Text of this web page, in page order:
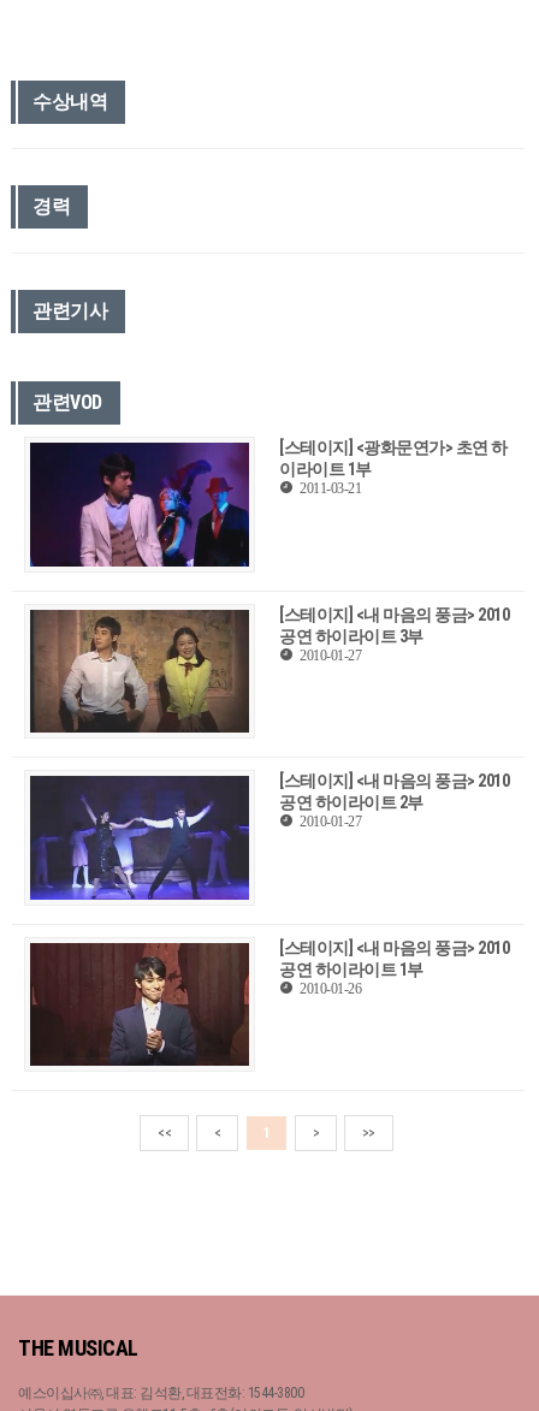
수상내역
경력
관련기사
관련VOD
[스테이지] <광화문연가> 초연 하
이라이트 1부
2011-03-21
[스테이지] <내 마음의 풍금> 2010
공연 하이라이트 3부
2010-01-27
[스테이지] <내 마음의 풍금> 2010
공연 하이라이트 2부
2010-01-27
[스테이지] <내 마음의 풍금> 2010
공연 하이라이트 1부
2010-01-26
<< < 1 > >>
THE MUSICAL
예스이십사㈜, 대표: 김석환, 대표전화: 1544-3800